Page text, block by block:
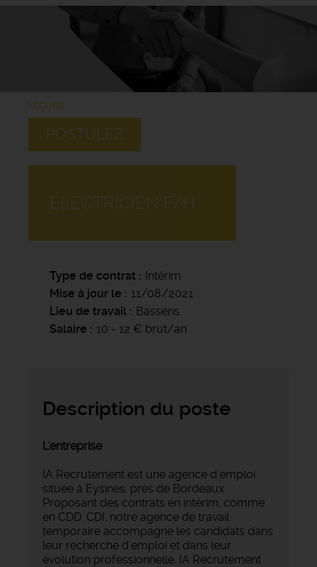
Accueil
POSTULEZ
ELECTRICIEN F/H
Type de contrat
Intérim
Mise à jour le
11/08/2021
Lieu de travail
Bassens
Salaire
10 - 12 € brut/an
Description du poste
L'entreprise
IA Recrutement est une agence d'emploi
située à Eysines, près de Bordeaux.
Proposant des contrats en intérim, comme
en CDD, CDI, notre agence de travail
temporaire accompagne les candidats dans
leur recherche d'emploi et dans leur
évolution professionnelle. IA Recrutement